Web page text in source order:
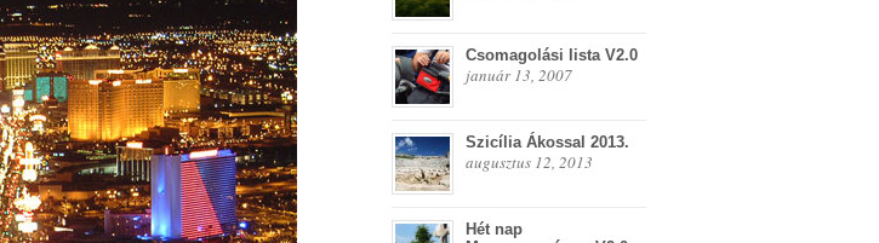
Csomagolási lista V2.0
január 13, 2007
Szicília Ákossal 2013.
augusztus 12, 2013
Hét nap